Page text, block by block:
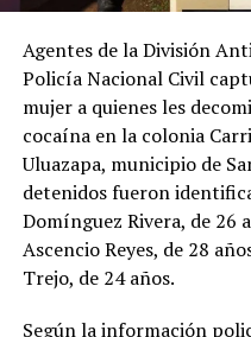
Agentes de la División
Policía Nacional Civil
mujer a quienes les
cocaína en la colonia
Uluazapa, municipio de
detenidos fueron
Domínguez Rivera, de 26
Ascencio Reyes, de 28
Trejo, de 24 años.
Según la información